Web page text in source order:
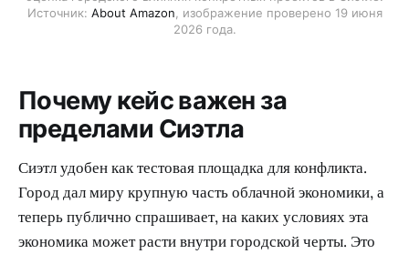
Источник: About Amazon , изображение проверено 19 июня
2026 года.
Почему кейс важен за
пределами Сиэтла
Сиэтл удобен как тестовая площадка для конфликта.
Город дал миру крупную часть облачной экономики, а
теперь публично спрашивает, на каких условиях эта
экономика может расти внутри городской черты. Это